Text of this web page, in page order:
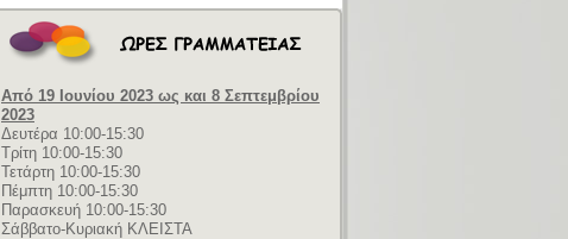
Από 19 Ιουνίου 2023 ως και 8 Σεπτεμβρίου
2023
Δευτέρα 10:00-15:30
Τρίτη 10:00-15:30
Τετάρτη 10:00-15:30
Πέμπτη 10:00-15:30
Παρασκευή 10:00-15:30
Σάββατο-Κυριακή ΚΛΕΙΣΤΑ